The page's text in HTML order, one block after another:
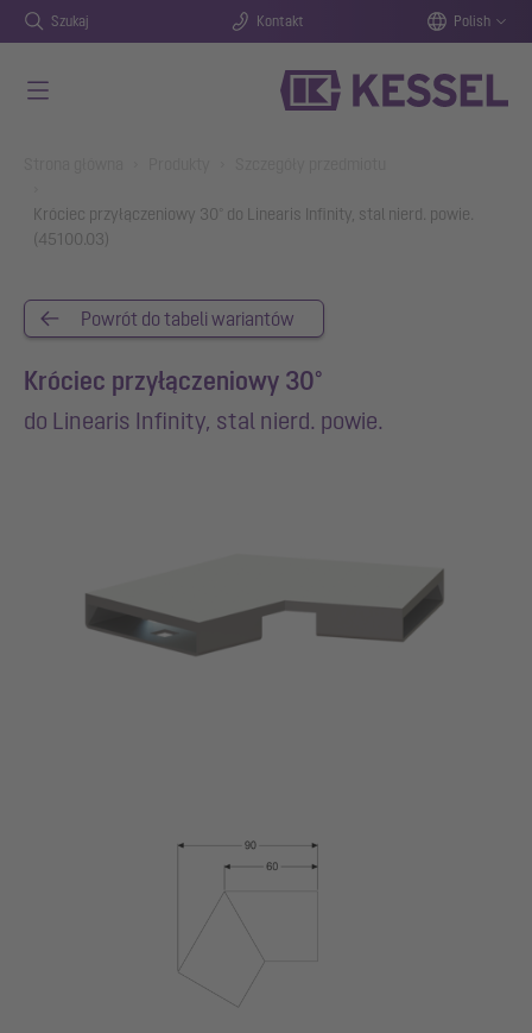
Szukaj Kontakt Polish
Króciec przyłączeniowy 30° do Linearis Infinity, stal nierd. powie.
(45100.03)
Powrót do tabeli wariantów
Króciec przyłączeniowy 30°
do Linearis Infinity, stal nierd. powie.